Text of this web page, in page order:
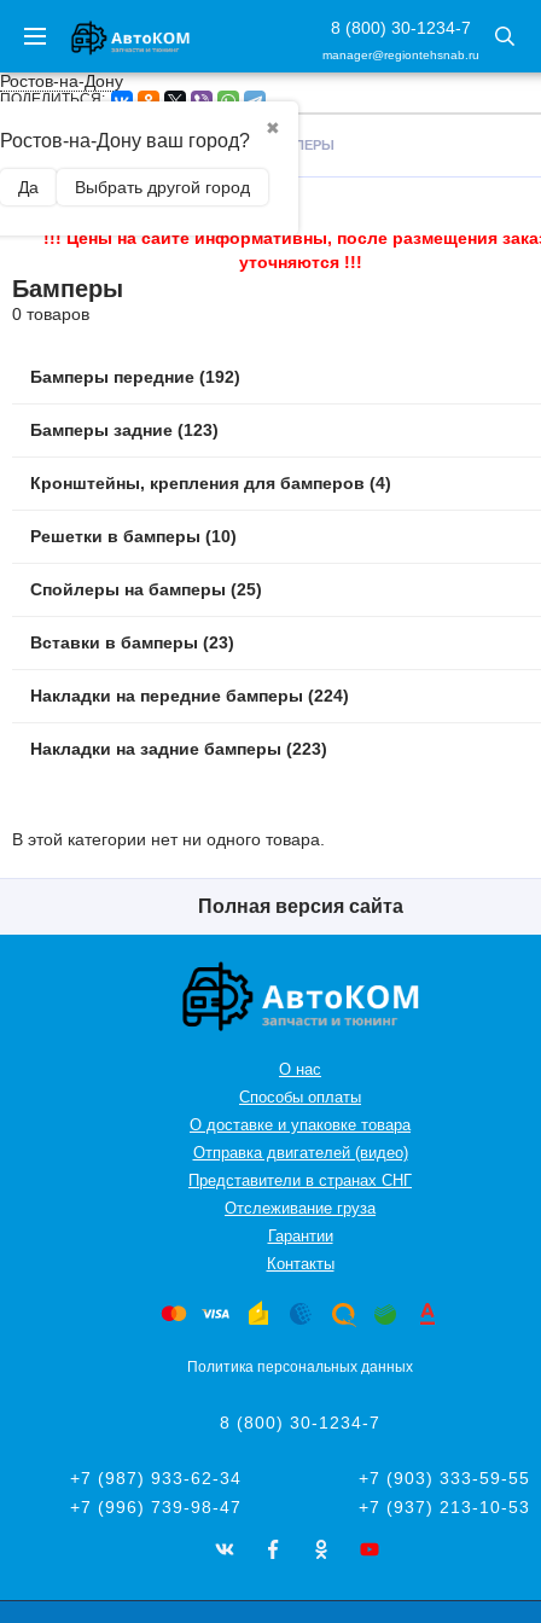
8 (800) 30-1234-7
manager@regiontehsnab.ru
Ростов-на-Дону
✖
Ростов-на-Дону ваш город?
Да Выбрать другой город
ПОДЕЛИТЬСЯ:
ГЛАВНАЯ / ВНЕШНИЙ ТЮНИНГ БАМПЕРЫ
!!! Цены на сайте информативны, после размещения
уточняются !!!
Бамперы
0 товаров
Бамперы передние (192)
Бамперы задние (123)
Кронштейны, крепления для бамперов (4)
Решетки в бамперы (10)
Спойлеры на бамперы (25)
Вставки в бамперы (23)
Накладки на передние бамперы (224)
Накладки на задние бамперы (223)
В этой категории нет ни одного товара.
Полная версия сайта
О нас
Способы оплаты
О доставке и упаковке товара
Отправка двигателей (видео)
Представители в странах СНГ
Oтслеживание груза
Гарантии
Контакты
Политика персональных данных
8 (800) 30-1234-7
+7 (987) 933-62-34
+7 (903) 333-59-55
+7 (996) 739-98-47
+7 (937) 213-10-53